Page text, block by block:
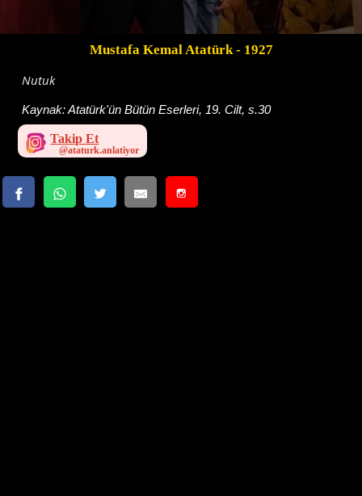
Mustafa Kemal Atatürk- 1927
Nutuk
Kaynak:Atatürk'ün Bütün Eserleri, 19. Cilt, s.30
Takip Et